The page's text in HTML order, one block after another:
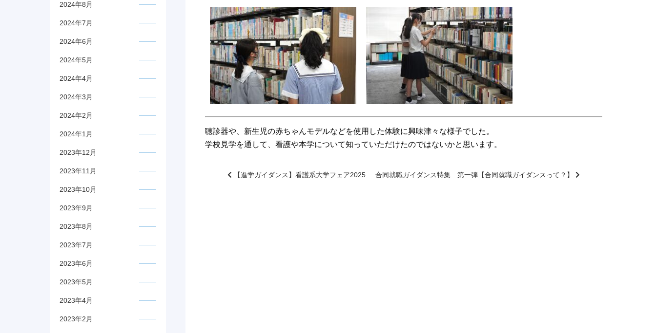
聴診器や、新生児の赤ちゃんモデルなどを使用した体験に興味津々な様子でした。
学校見学を通して、看護や本学について知っていただけたのではないかと思います。
【進学ガイダンス】看護系大学フェア2025 合同就職ガイダンス特集 第一弾【合同就職ガイダンスって？】
2024年8月
2024年7月
2024年6月
2024年5月
2024年4月
2024年3月
2024年2月
2024年1月
2023年12月
2023年11月
2023年10月
2023年9月
2023年8月
2023年7月
2023年6月
2023年5月
2023年4月
2023年2月